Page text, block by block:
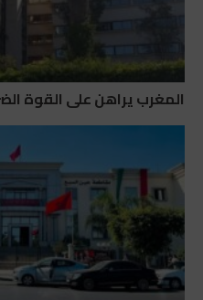
المغرب يراهن على القوة